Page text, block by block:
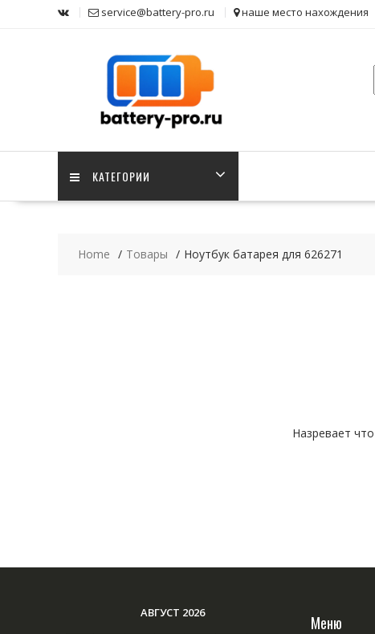
service@battery-pro.ru наше место нахождения
КАТЕГОРИИ
Home Товары Ноутбук батарея для 626271
Назревает
АВГУСТ 2026 Меню